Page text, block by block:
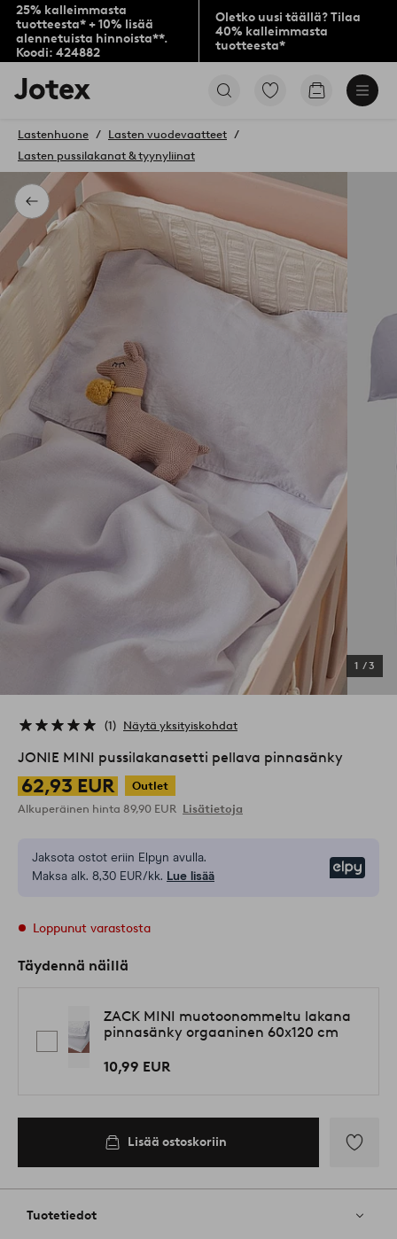
25% kalleimmasta
tuotteesta* + 10% lisää
alennetuista hinnoista**.
Koodi: 424882
Oletko uusi täällä? Tilaa
40% kalleimmasta
tuotteesta*
Jotex-
logo
siirry
aloitussivulle
Siirry
Siirry
Takaisin
Lastenhuone
Lasten vuodevaatteet
Lasten pussilakanat & tyynyliinat
1 /3
1 Näytä yksityiskohdat
JONIE MINI pussilakanasetti pellava pinnasänky
62,93 EUR
Outlet
Alkuperäinen hinta 89,90 EUR Lisätietoja
Jaksota ostot eriin Elpyn avulla.
Maksa alk. 8,30 EUR/kk. Lue lisää
Loppunut varastosta
Täydennä näillä
ZACK MINI muotoonommeltu lakana
pinnasänky orgaaninen 60x120 cm
10,99 EUR
Lisää ostoskoriin
Tuotetiedot